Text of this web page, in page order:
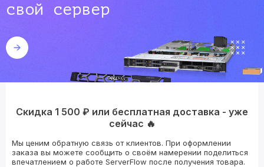
свой сервер
Скидка 1 500 ₽ или бесплатная доставка - уже
сейчас 🔥
Мы ценим обратную связь от клиентов. При оформлении
заказа вы можете сообщить о своём намерении поделиться
впечатлением о работе ServerFlow после получения товара.